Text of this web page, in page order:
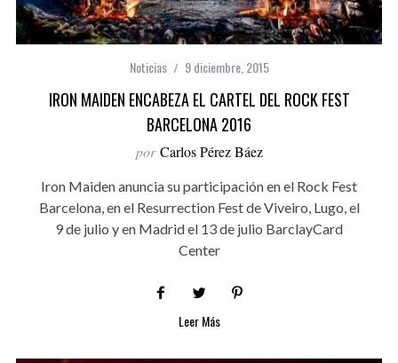
Noticias 9 diciembre, 2015
IRON MAIDEN ENCABEZA EL CARTEL DEL ROCK FEST
BARCELONA 2016
por Carlos Pérez Báez
Iron Maiden anuncia su participación en el Rock Fest
Barcelona, en el Resurrection Fest de Viveiro, Lugo, el
9 de julio y en Madrid el 13 de julio BarclayCard
Center
Leer Más